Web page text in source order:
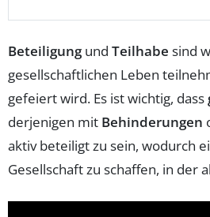
Beteiligungund Teilhabe sind
gesellschaftlichen Leben
gefeiert wird. Es ist wichtig, dass
derjenigen mit Behinderungen
aktiv beteiligt zu sein, wodurch
Gesellschaft zu schaffen, in der